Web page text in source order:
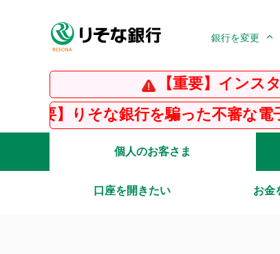
銀行を変更
【重要】インスタグラムの
行を騙った不審な電子メール・
個人のお客さま
口座を開きたい お金